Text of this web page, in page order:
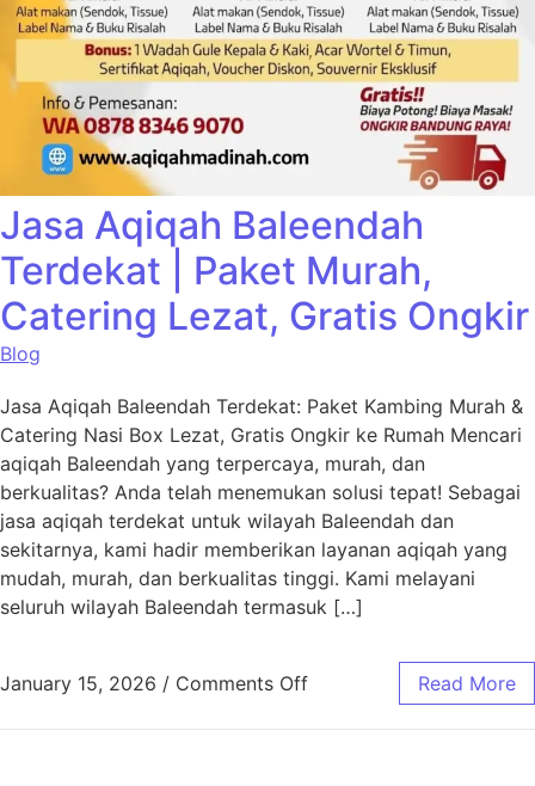
Jasa Aqiqah Baleendah
Terdekat | Paket Murah,
Catering Lezat, Gratis Ongkir
Blog
Jasa Aqiqah Baleendah Terdekat: Paket Kambing Murah &
Catering Nasi Box Lezat, Gratis Ongkir ke Rumah Mencari
aqiqah Baleendah yang terpercaya, murah, dan
berkualitas? Anda telah menemukan solusi tepat! Sebagai
jasa aqiqah terdekat untuk wilayah Baleendah dan
sekitarnya, kami hadir memberikan layanan aqiqah yang
mudah, murah, dan berkualitas tinggi. Kami melayani
seluruh wilayah Baleendah termasuk […]
January 15, 2026 / Comments Off Read More